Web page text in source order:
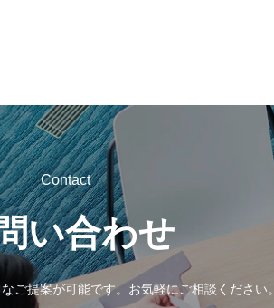
Contact
い合わせ
ご提案が可能です。 お気軽にご相談ください。